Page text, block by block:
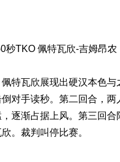
秒TKO 佩特瓦欣-吉姆昂农
特瓦欣展现出硬汉本色
对手读秒。第二回合，
逐渐占据上风。第三回
。裁判叫停比赛。